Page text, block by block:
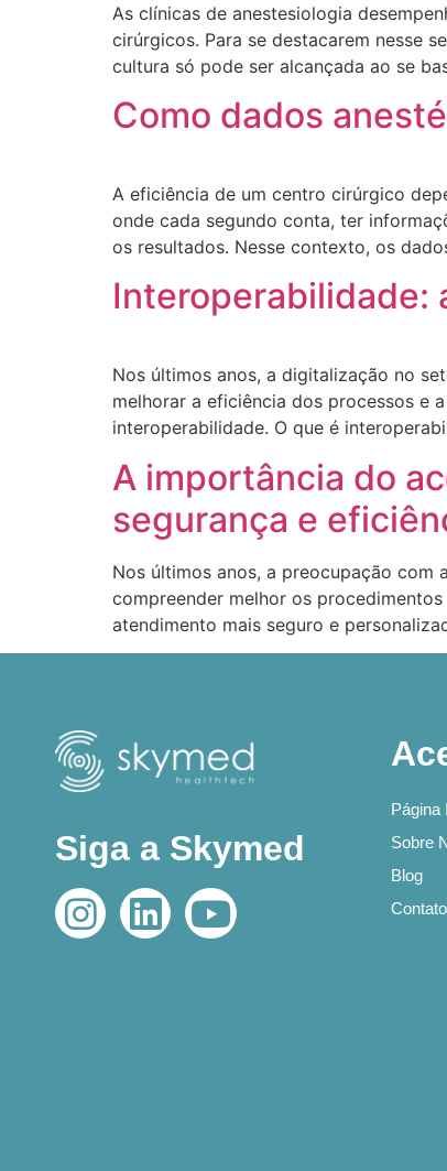
As clínicas de anestesiologia
cirúrgicos. Para se destacarem nesse
cultura só pode ser alcançada ao se
Como dados
A eficiência de um centro cirúrgico
onde cada segundo conta, ter
os resultados. Nesse contexto, os
Interoperabilidade:
Nos últimos anos, a digitalização no
melhorar a eficiência dos processos e
interoperabilidade. O que é
A importância do
segurança e
Nos últimos anos, a preocupação com
compreender melhor os
atendimento mais seguro e
Siga a Skymed
Página
Sobre
Blog